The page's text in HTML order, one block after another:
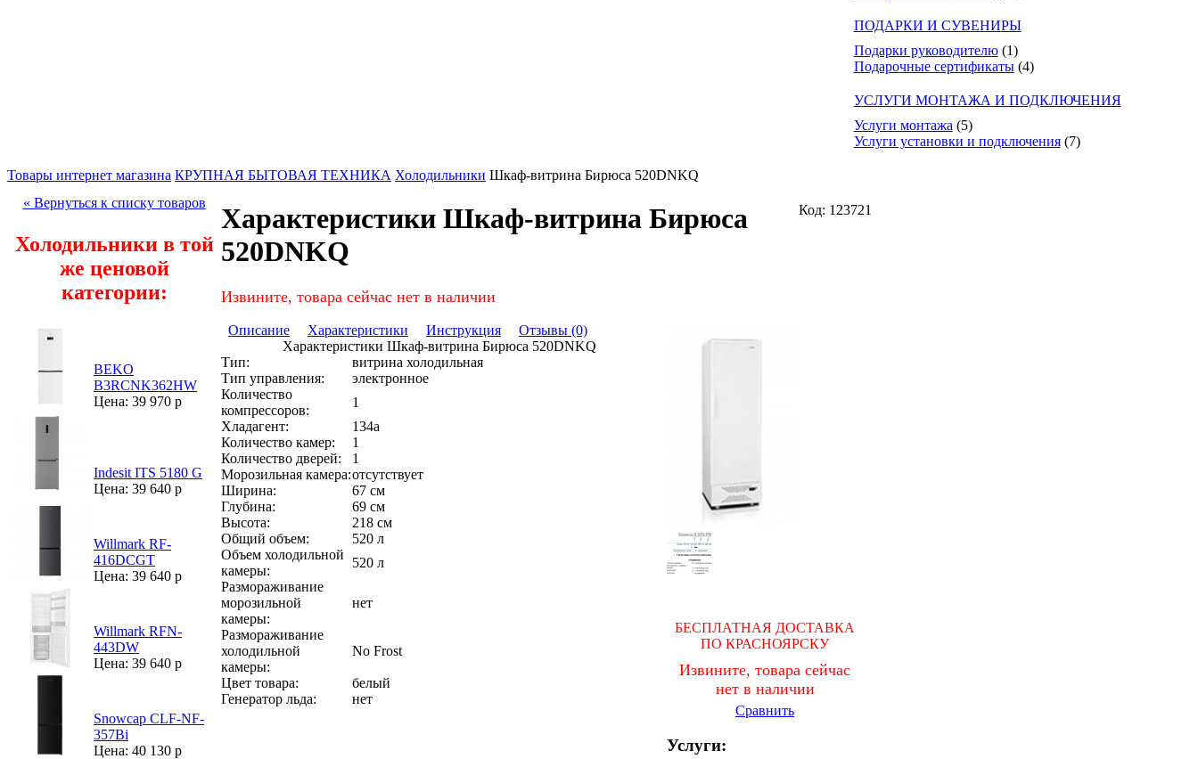
ПОДАРКИ И СУВЕНИРЫ
Подарки руководителю (1)
Подарочные сертификаты (4)
УСЛУГИ МОНТАЖА И ПОДКЛЮЧЕНИЯ
Услуги монтажа (5)
Услуги установки и подключения (7)
Товары интернет магазина КРУПНАЯ БЫТОВАЯ ТЕХНИКА Холодильники Шкаф-витрина Бирюса 520DNKQ
« Вернуться к списку товаров
Холодильники в той
же ценовой
категории:
BEKO
B3RCNK362HW
Цена: 39 970 р
Indesit ITS 5180 G
Цена: 39 640 р
Willmark RF-
416DCGT
Цена: 39 640 р
Willmark RFN-
443DW
Цена: 39 640 р
Snowcap CLF-NF-
357Bi
Цена: 40 130 р
Код: 123721
Характеристики Шкаф-витрина Бирюса
520DNKQ
Извините, товара сейчас нет в наличии
БЕСПЛАТНАЯ ДОСТАВКА
ПО КРАСНОЯРСКУ
Извините, товара сейчас
нет в наличии
Сравнить
Услуги:
Описание Характеристики Инструкция
Отзывы (0)
Характеристики Шкаф-витрина Бирюса 520DNKQ
Тип:
витрина холодильная
Тип управления:
электронное
Количество
компрессоров:
1
Хладагент:
134a
Количество камер:
1
Количество дверей:
1
Морозильная камера:отсутствует
Ширина:
67 см
Глубина:
69 см
Высота:
218 см
Общий объем:
520 л
Объем холодильной
камеры:
520 л
Размораживание
морозильной
камеры:
нет
Размораживание
холодильной
камеры:
No Frost
Цвет товара:
белый
Генератор льда:
нет